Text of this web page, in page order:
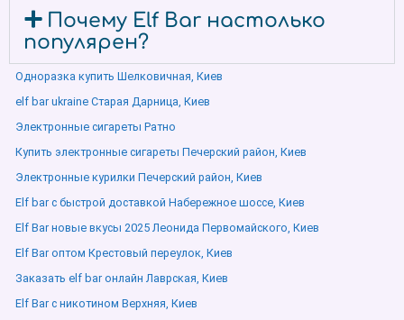
Почему Elf Bar настолько
популярен?
Одноразка купить Шелковичная, Киев
elf bar ukraine Старая Дарница, Киев
Электронные сигареты Ратно
Купить электронные сигареты Печерский район, Киев
Электронные курилки Печерский район, Киев
Elf bar с быстрой доставкой Набережное шоссе, Киев
Elf Bar новые вкусы 2025 Леонида Первомайского, Киев
Elf Bar оптом Крестовый переулок, Киев
Заказать elf bar онлайн Лаврская, Киев
Elf Bar с никотином Верхняя, Киев